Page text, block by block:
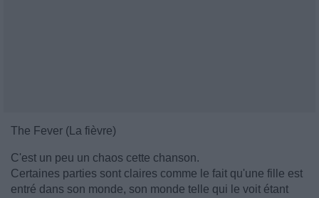
The Fever (La fièvre)
C'est un peu un chaos cette chanson.
Certaines parties sont claires comme le fait qu'une fille est
entré dans son monde, son monde telle qui le voit étant